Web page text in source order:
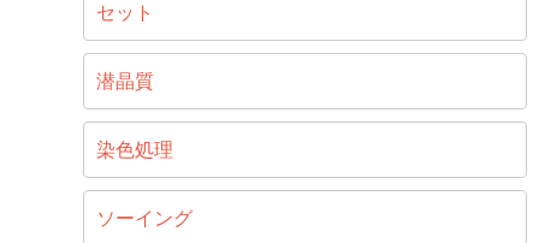
セット
潜晶質
染色処理
ソーイング